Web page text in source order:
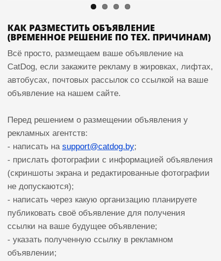
КАК РАЗМЕСТИТЬ ОБЪЯВЛЕНИЕ
(ВРЕМЕННОЕ РЕШЕНИЕ ПО ТЕХ. ПРИЧИНАМ)
Всё просто, размещаем ваше объявление на
CatDog, если закажите рекламу в жировках, лифтах,
автобусах, почтовых рассылок со ссылкой на ваше
объявление на нашем сайте.
Перед решением о размещении объявления у
рекламных агентств:
- написать на support@catdog.by;
- прислать фотографии c информацией объявления
(скриншоты экрана и редактированные фотографии
не допускаются);
- написать через какую организацию планируете
публиковать своё объявление для получения
ссылки на ваше будущее объявление;
- указать полученную ссылку в рекламном
объявлении;